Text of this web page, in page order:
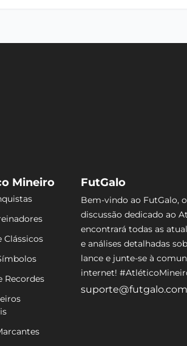
Mineiro
Clássicos
Recordes
FutGalo
Bem-vindo ao FutGalo,
discussão dedicado ao
encontrará todas as
e análises detalhadas
lance e junte-se à
internet!